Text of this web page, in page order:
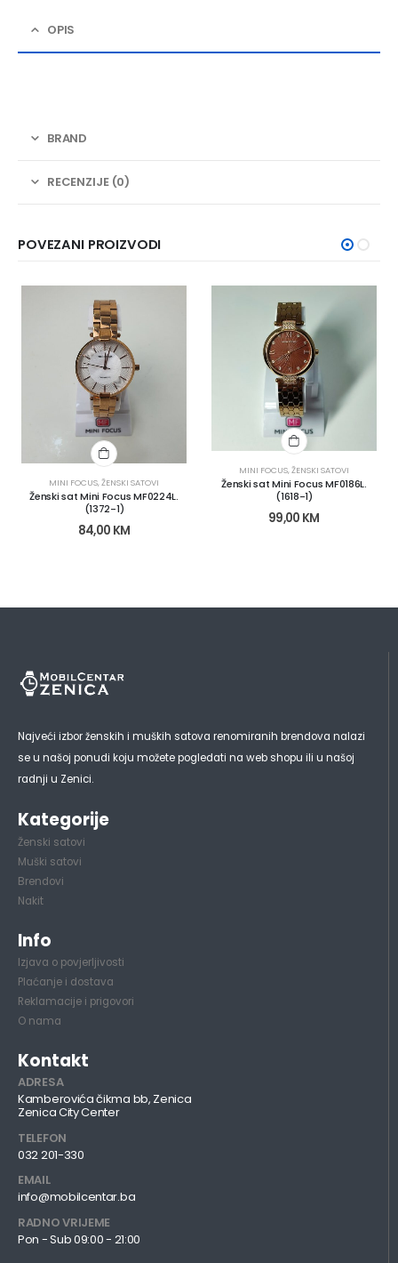
OPIS
BRAND
RECENZIJE (0)
POVEZANI PROIZVODI
MINI FOCUS,ŽENSKI SATOVI
Ženski sat Mini Focus MF0224L.
(1372-1)
84,00 KM
MINI FOCUS,ŽENSKI SATOVI
Ženski sat Mini Focus MF0186L.
(1618-1)
99,00 KM
Najveći izbor ženskih i muških satova renomiranih brendova nalazi
se u našoj ponudi koju možete pogledati na web shopu ili u našoj
radnji u Zenici.
Kategorije
Ženski satovi
Muški satovi
Brendovi
Nakit
Info
Izjava o povjerljivosti
Plaćanje i dostava
Reklamacije i prigovori
O nama
Kontakt
ADRESA
Kamberovića čikma bb, Zenica
Zenica City Center
TELEFON
032 201-330
EMAIL
info@mobilcentar.ba
RADNO VRIJEME
Pon - Sub 09:00 - 21:00